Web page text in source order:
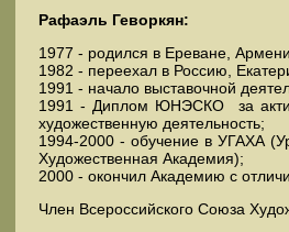
Рафаэль Геворкян:
1977 - родился в Ереване,
1982 - переехал в Россию,
1991 - начало выставочной
1991 - Диплом ЮНЭСКО за
художественную деятельность;
1994-2000 - обучение в УГАХА
Художественная Академия);
2000 - окончил Академию с
Член Всероссийского Союза